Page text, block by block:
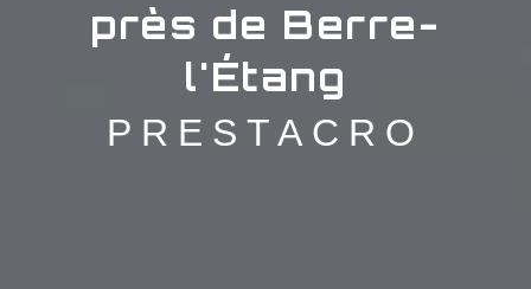
près de Berre-
l'Étang
PRESTACRO